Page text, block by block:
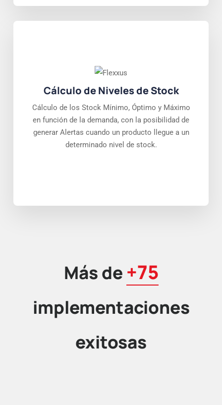
Cálculo de Niveles de Stock
Cálculo de los Stock Mínimo, Óptimo y Máximo
en función de la demanda, con la posibilidad de
generar Alertas cuando un producto llegue a un
determinado nivel de stock.
Más de +75
implementaciones
exitosas